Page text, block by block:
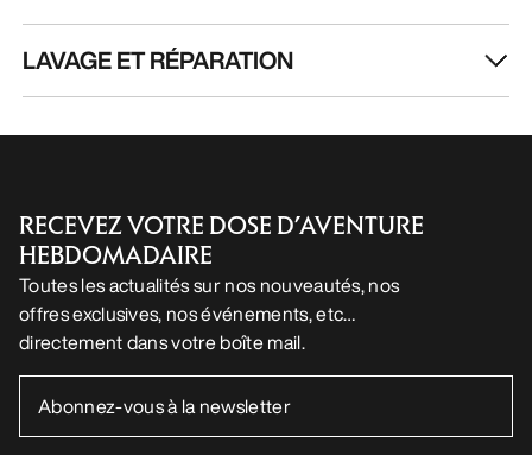
LAVAGE ET RÉPARATION
RECEVEZ VOTRE DOSE D’AVENTURE
HEBDOMADAIRE
Toutes les actualités sur nos nouveautés, nos
offres exclusives, nos événements, etc…
directement dans votre boîte mail.